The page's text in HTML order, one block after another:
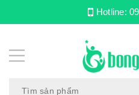
Hotline: